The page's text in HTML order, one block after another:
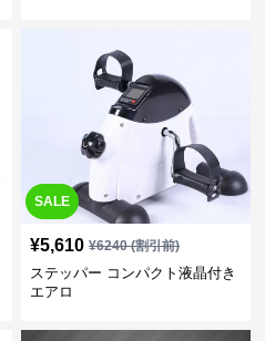
SALE
¥5,610 ¥6240(割引前)
ステッパー コンパクト液晶付き
エアロ